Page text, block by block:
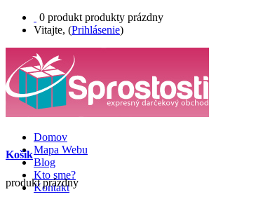
0 produkt produkty prázdny
Vitajte, (Prihlásenie)
Domov
Mapa Webu
Blog
Kto sme?
Kontakt
Košík
produkt prázdny